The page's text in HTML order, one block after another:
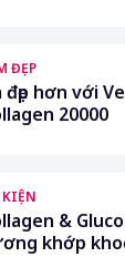
ĐẸP
đẹp hơn với
20000
KIỆN
&
khớp